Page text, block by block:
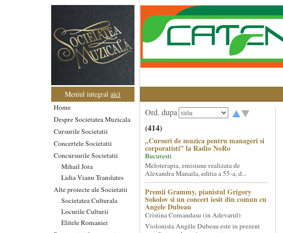
Meniul integralaici
Home
Despre Societatea Muzicala
Cursurile Societatii
Concertele Societatii
Concursurile Societatii
Mihail Jora
Lidia Vianu Translates
Alte proiecte ale Societatii
Societatea Culturala
Locurile Culturii
Elitele Romaniei
Ord. dupa
(414)
„Cursuri de muzica pentru manageri si
corporatisti” la Radio NoRo
Bucuresti
Meloterapia, emisiune realizata de
Alexandra Manaila, editia a 55-a, d...
Premii Grammy, pianistul Grigory
Sokolov si un concert iesit din comun cu
Angele Dubeau
Cristina Comandasu (in Adevarul)
Violonista Angèle Dubeau este in prezent